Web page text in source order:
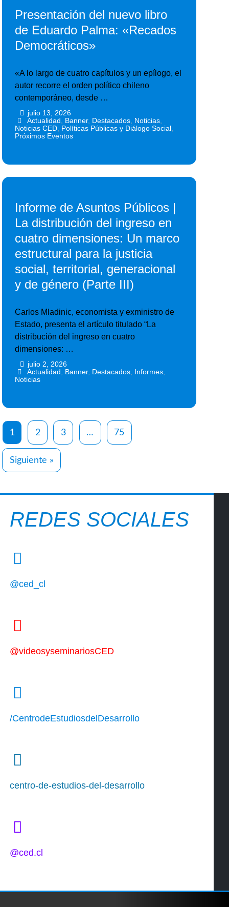
Presentación del nuevo libro
de Eduardo Palma: «Recados
Democráticos»
«A lo largo de cuatro capítulos y un epílogo, el
autor recorre el orden político chileno
contemporáneo, desde …
julio 13, 2026
Actualidad Banner, Destacados, Noticias,
Noticias CED Políticas Públicas y Diálogo Social
Próximos Eventos
Informe de Asuntos Públicos |
La distribución del ingreso en
cuatro dimensiones: Un marco
estructural para la justicia
social, territorial, generacional
y de género (Parte III)
Carlos Mladinic, economista y exministro de
Estado, presenta el artículo titulado “La
distribución del ingreso en cuatro
dimensiones: …
julio 2, 2026
Actualidad Banner, Destacados, Informes,
Noticias
1 2 3 … 75
Siguiente »
REDES SOCIALES
@ced_cl
@videosyseminariosCED
/CentrodeEstudiosdelDesarrollo
centro-de-estudios-del-desarrollo
@ced.cl